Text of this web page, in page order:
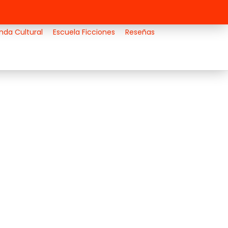
Cultural Escuela Ficciones Reseñas